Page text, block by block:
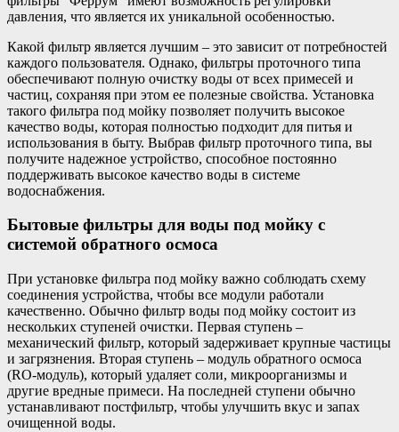
давления, что является их уникальной особенностью.
Какой фильтр является лучшим – это зависит от потребностей
каждого пользователя. Однако, фильтры проточного типа
обеспечивают полную очистку воды от всех примесей и
частиц, сохраняя при этом ее полезные свойства. Установка
такого фильтра под мойку позволяет получить высокое
качество воды, которая полностью подходит для питья и
использования в быту. Выбрав фильтр проточного типа, вы
получите надежное устройство, способное постоянно
поддерживать высокое качество воды в системе
водоснабжения.
Бытовые фильтры для воды под мойку с
системой обратного осмоса
При установке фильтра под мойку важно соблюдать схему
соединения устройства, чтобы все модули работали
качественно. Обычно фильтр воды под мойку состоит из
нескольких ступеней очистки. Первая ступень –
механический фильтр, который задерживает крупные частицы
и загрязнения. Вторая ступень – модуль обратного осмоса
(RO-модуль), который удаляет соли, микроорганизмы и
другие вредные примеси. На последней ступени обычно
устанавливают постфильтр, чтобы улучшить вкус и запах
очищенной воды.